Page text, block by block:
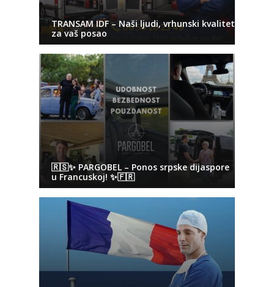
TRANSAM IDF – Naši ljudi, vrhunski kvalitet
za vaš posao
🇷🇸✨ PARGOBEL – Ponos srpske dijaspore
u Francuskoj! ✨🇫🇷